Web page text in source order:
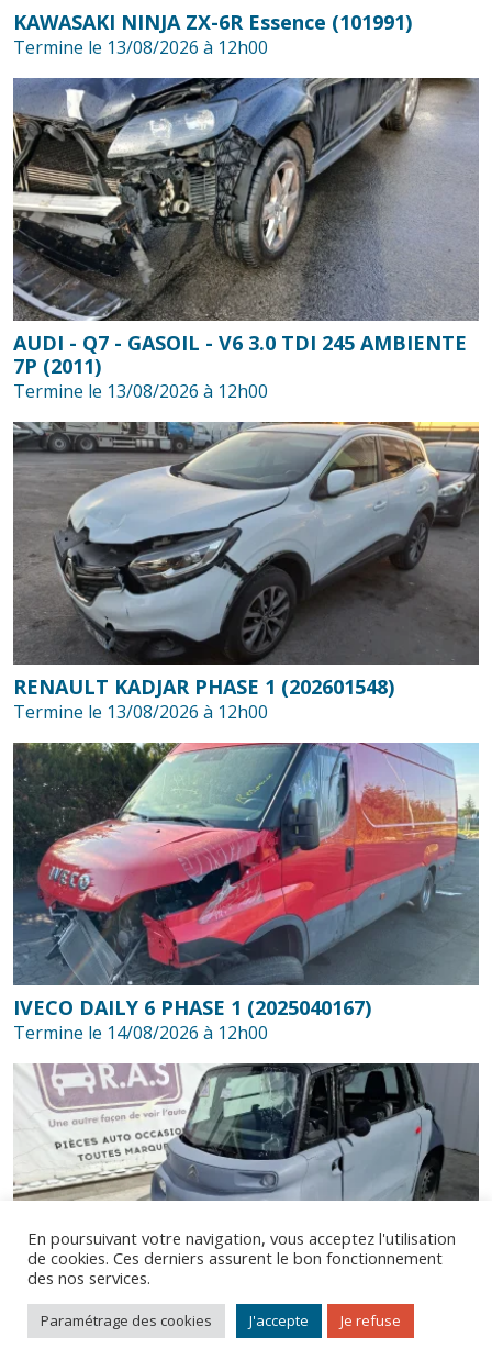
KAWASAKI NINJA ZX-6R Essence (101991)
Termine le 13/08/2026 à 12h00
AUDI - Q7 - GASOIL - V6 3.0 TDI 245 AMBIENTE
7P (2011)
Termine le 13/08/2026 à 12h00
RENAULT KADJAR PHASE 1 (202601548)
Termine le 13/08/2026 à 12h00
IVECO DAILY 6 PHASE 1 (2025040167)
Termine le 14/08/2026 à 12h00
CITROEN AMI QUADRICYCLE LEGER (100745)
© Bidycar 2026. Tous droits réservés.
Comment ça marche ?
Mentions légales
En poursuivant votre navigation, vous acceptez l'utilisation
de cookies. Ces derniers assurent le bon fonctionnement
des nos services.
Paramétrage des cookies J'accepte Je refuse